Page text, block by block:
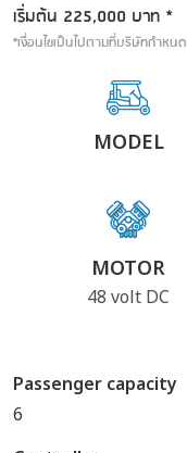
เริ่มต้น 225,000 บาท *
*เงื่อนไขเป็นไปตามที่บริษัทกำหนด
MODEL
MOTOR
48 volt DC
Passenger capacity
6